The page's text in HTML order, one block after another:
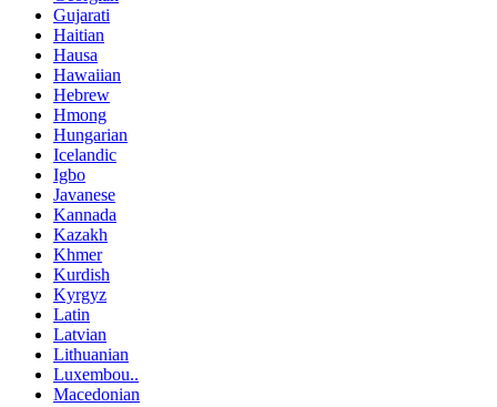
Gujarati
Haitian
Hausa
Hawaiian
Hebrew
Hmong
Hungarian
Icelandic
Igbo
Javanese
Kannada
Kazakh
Khmer
Kurdish
Kyrgyz
Latin
Latvian
Lithuanian
Luxembou..
Macedonian